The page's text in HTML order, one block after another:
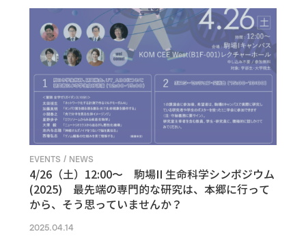
EVENTS / NEWS
4/26（土）12:00〜 駒場II 生命科学シンポジウム
(2025) 最先端の専門的な研究は、本郷に行って
から、そう思っていませんか？
2025.04.14